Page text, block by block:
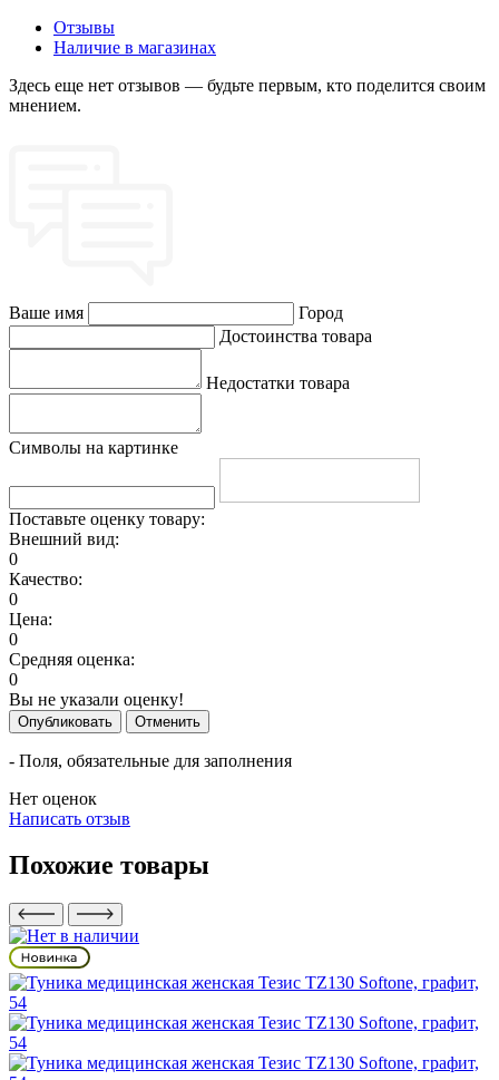
Отзывы
Наличие в магазинах
Здесь еще нет отзывов — будьте первым, кто поделится своим
мнением.
Ваше имя
Город
Достоинства товара
Недостатки товара
Символы на картинке
Поставьте оценку товару:
Внешний вид:
0
Качество:
0
Цена:
0
Средняя оценка:
0
Вы не указали оценку!
Опубликовать Отменить
- Поля, обязательные для заполнения
Нет оценок
Написать отзыв
Похожие товары